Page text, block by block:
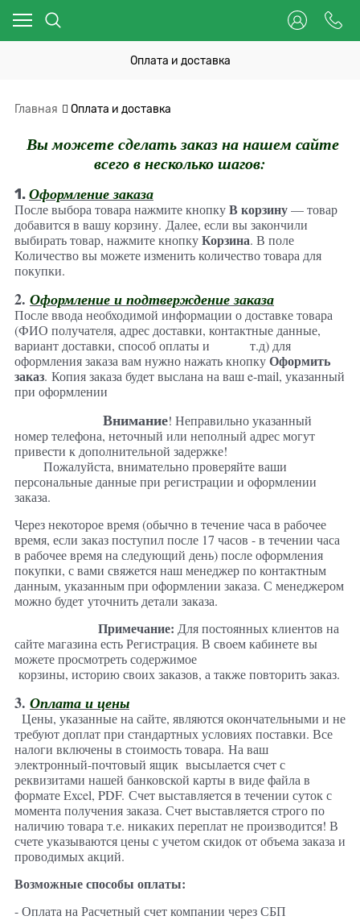
Оплата и доставка
Главная Оплата и доставка
Вы можете сделать заказ на нашем сайте
всего в несколько шагов:
​1.Оформление заказа
После выбора товара нажмите кнопкуВ корзину— товар
добавится в вашу корзину. Далее, если вы закончили
выбирать товар, нажмите кнопкуКорзина. В поле
Количество вы можете изменить количество товара для
покупки.
2. Оформление и подтверждение заказа
После ввода необходимой информации о доставке товара
(ФИО получателя, адрес доставки, контактные данные,
вариант доставки, способ оплаты и т.д) для
оформления заказа вам нужно нажать кнопкуОформить
заказ. Копия заказа будет выслана на ваш e-mail, указанный
при оформлении
Внимание! Неправильно указанный
номер телефона, неточный или неполный адрес могут
привести к дополнительной задержке!
Пожалуйста, внимательно проверяйте ваши
персональные данные при регистрации и оформлении
заказа.
Через некоторое время (обычно в течение часа в рабочее
время, если заказ поступил после 17 часов - в течении часа
в рабочее время на следующий день) после оформления
покупки, с вами свяжется наш менеджер по контактным
данным, указанным при оформлении заказа. С менеджером
можно будет уточнить детали заказа.
Примечание: Для постоянных клиентов на
сайте магазина есть Регистрация. В своем кабинете вы
можете просмотреть содержимое
корзины, историю своих заказов, а также повторить заказ.
3. Оплата и цены
Цены, указанные на сайте, являются окончательными и не
требуют доплат при стандартных условиях поставки. Все
налоги включены в стоимость товара. На ваш
электронный-почтовый ящик высылается счет с
реквизитами нашей банковской карты в виде файла в
формате Excel, PDF. Счет выставляется в течении суток с
момента получения заказа. Счет выставляется строго по
наличию товара т.е. никаких переплат не производится! В
счете указываются цены с учетом скидок от объема заказа и
проводимых акций.
Возможные способы оплаты:
- Оплата на Расчетный счет компании через СБП